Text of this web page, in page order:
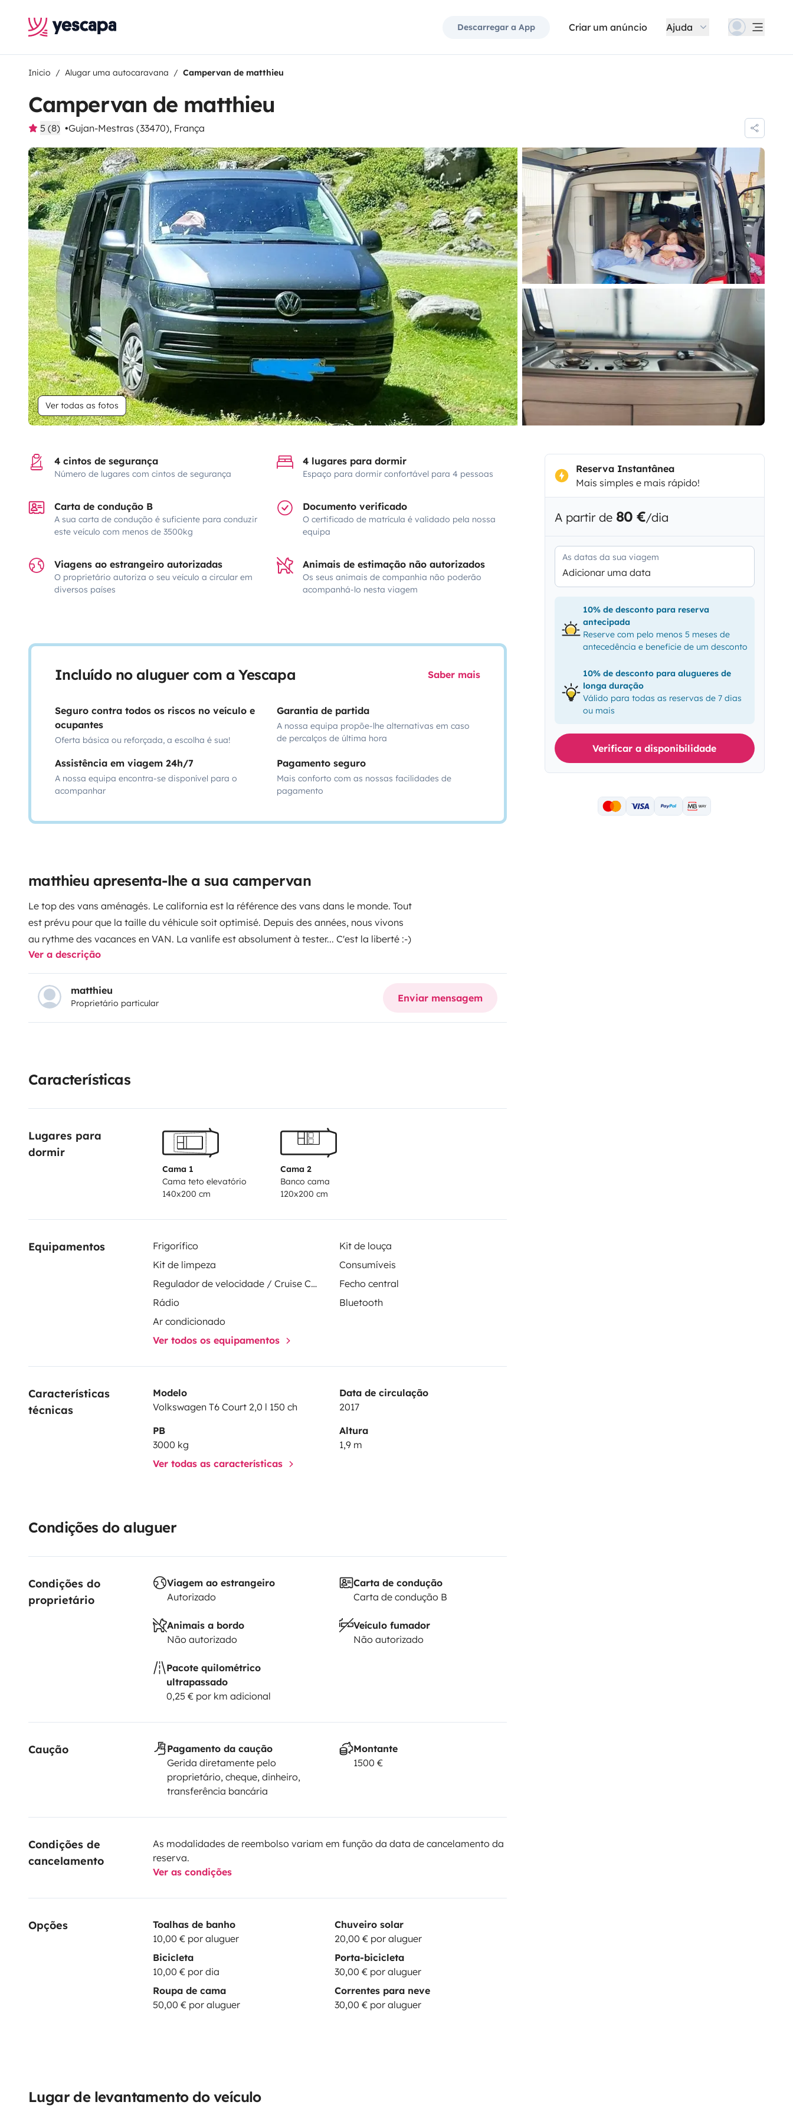
Descarregar a App Criar um anúncio Ajuda
Inicio Alugar uma autocaravana Campervan de matthieu
Campervan de matthieu
5 (8) Gujan-Mestras (33470), França
Ver todas as fotos
4 cintos de segurança
Número de lugares com cintos de segurança
4 lugares para dormir
Espaço para dormir confortável para 4 pessoas
Carta de condução B
A sua carta de condução é suficiente para conduzir
este veículo com menos de 3500kg
Documento verificado
O certificado de matrícula é validado pela nossa
equipa
Viagens ao estrangeiro autorizadas
O proprietário autoriza o seu veículo a circular em
diversos países
Animais de estimação não autorizados
Os seus animais de companhia não poderão
acompanhá-lo nesta viagem
Incluído no aluguer com a Yescapa Saber mais
Seguro contra todos os riscos no veículo e
ocupantes
Oferta básica ou reforçada, a escolha é sua!
Garantia de partida
A nossa equipa propõe-lhe alternativas em caso
de percalços de última hora
Assistência em viagem 24h/7
A nossa equipa encontra-se disponível para o
acompanhar
Pagamento seguro
Mais conforto com as nossas facilidades de
pagamento
matthieu apresenta-lhe a sua campervan
Le top des vans aménagés. Le california est la référence des vans dans le monde. Tout
est prévu pour que la taille du véhicule soit optimisé. Depuis des années, nous vivons
au rythme des vacances en VAN. La vanlife est absolument à tester... C'est la liberté :-)
Ver a descrição
matthieu
Proprietário particular Enviar mensagem
Características
Lugares para
dormir
Cama 1
Cama teto elevatório
140x200 cm
Cama 2
Banco cama
120x200 cm
Equipamentos Frigorífico
Kit de louça
Kit de limpeza
Consumíveis
Regulador de velocidade / Cruise Control
Fecho central
Rádio
Bluetooth
Ar condicionado
Ver todos os equipamentos
Características
técnicas
Modelo
Volkswagen T6 Court 2,0 l 150 ch
Data de circulação
2017
PB
3000 kg
Altura
1,9 m
Ver todas as características
Condições do aluguer
Condições do
proprietário
Viagem ao estrangeiro
Autorizado
Carta de condução
Carta de condução B
Animais a bordo
Não autorizado
Veículo fumador
Não autorizado
Pacote quilométrico
ultrapassado
0,25 € por km adicional
Caução
Pagamento da caução
Gerida diretamente pelo
proprietário, cheque, dinheiro,
transferência bancária
Montante
1500 €
Condições de
cancelamento
As modalidades de reembolso variam em função da data de cancelamento da
reserva.
Ver as condições
Opções
Toalhas de banho
10,00 € por aluguer
Chuveiro solar
20,00 € por aluguer
Bicicleta
10,00 € por dia
Porta-bicicleta
30,00 € por aluguer
Roupa de cama
50,00 € por aluguer
Correntes para neve
30,00 € por aluguer
Lugar de levantamento do veículo
Reserva Instantânea
Mais simples e mais rápido!
A partir de 80 €/dia
As datas da sua viagem
Adicionar uma data
10% de desconto para reserva
antecipada
Reserve com pelo menos 5 meses de
antecedência e beneficie de um desconto
10% de desconto para alugueres de
longa duração
Válido para todas as reservas de 7 dias
ou mais
Verificar a disponibilidade